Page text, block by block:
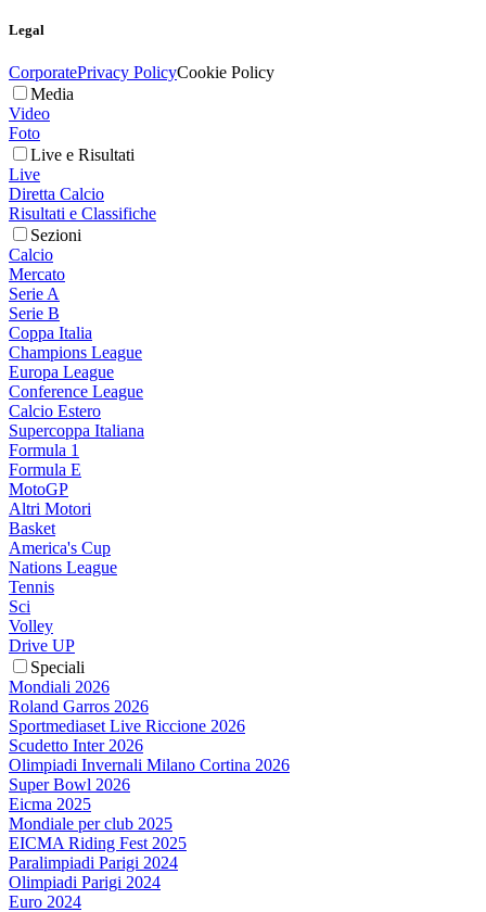
Legal
CorporatePrivacy PolicyCookie Policy
Media
Video
Foto
Live e Risultati
Live
Diretta Calcio
Risultati e Classifiche
Sezioni
Calcio
Mercato
Serie A
Serie B
Coppa Italia
Champions League
Europa League
Conference League
Calcio Estero
Supercoppa Italiana
Formula 1
Formula E
MotoGP
Altri Motori
Basket
America's Cup
Nations League
Tennis
Sci
Volley
Drive UP
Speciali
Mondiali 2026
Roland Garros 2026
Sportmediaset Live Riccione 2026
Scudetto Inter 2026
Olimpiadi Invernali Milano Cortina 2026
Super Bowl 2026
Eicma 2025
Mondiale per club 2025
EICMA Riding Fest 2025
Paralimpiadi Parigi 2024
Olimpiadi Parigi 2024
Euro 2024